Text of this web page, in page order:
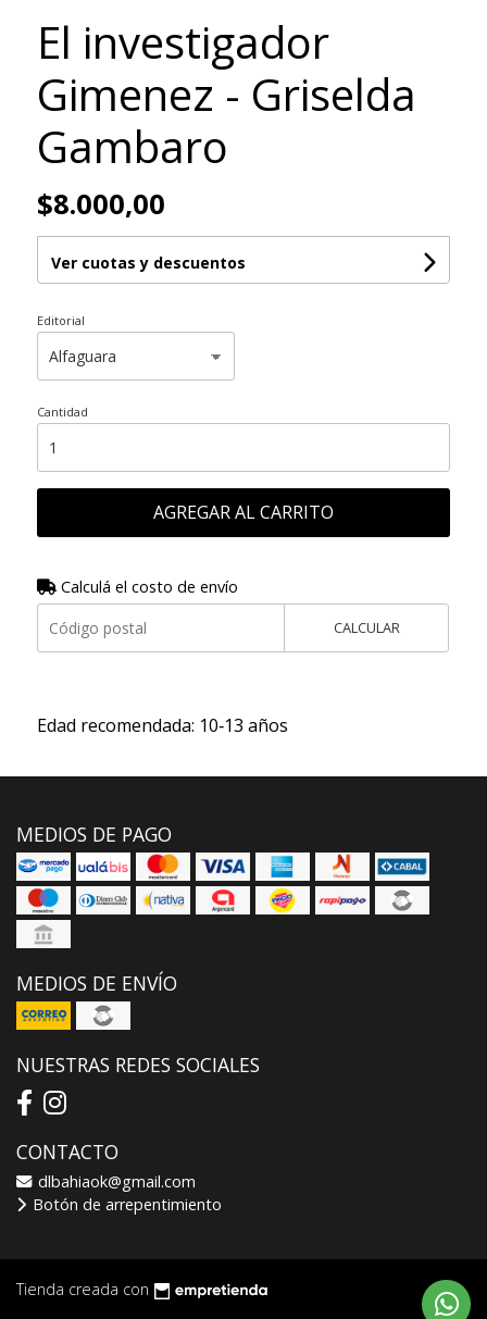
El investigador
Gimenez - Griselda
Gambaro
$8.000,00
Ver cuotas y descuentos
Editorial
Cantidad
AGREGAR AL CARRITO
Calculá el costo de envío
CALCULAR
Edad recomendada: 10‑13 años
MEDIOS DE PAGO
MEDIOS DE ENVÍO
NUESTRAS REDES SOCIALES
CONTACTO
dlbahiaok@gmail.com
Botón de arrepentimiento
Tienda creada con